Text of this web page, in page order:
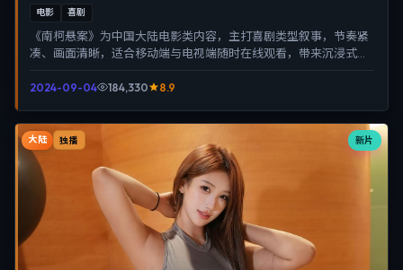
电影 喜剧
《南柯悬案》为中国大陆电影类内容，主打喜剧类型叙事，节奏紧
凑、画面清晰，适合移动端与电视端随时在线观看，带来沉浸式视
2024-09-04 184,330 8.9
新片
大陆 独播